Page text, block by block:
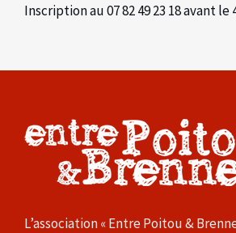
Inscription au 07 82 49 23 18 avant le
L’association « Entre Poitou &